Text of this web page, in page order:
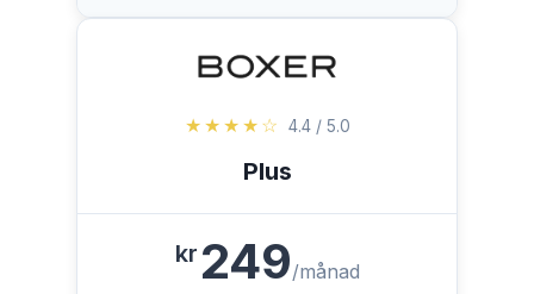
★★★★☆ 4.4 / 5.0
Plus
kr 249/månad